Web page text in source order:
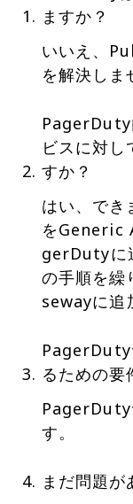
ますか？
いいえ、
を解決しま
PagerDuty
ビスに対し
すか？
はい、でき
をGeneric
gerDutyに
の手順を繰
sewayに追
PagerDuty
るための要
PagerDuty
す。
まだ問題が